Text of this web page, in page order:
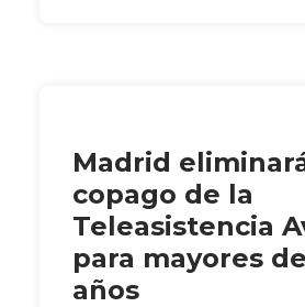
Madrid
copago de la
Teleasistencia
para mayores
años